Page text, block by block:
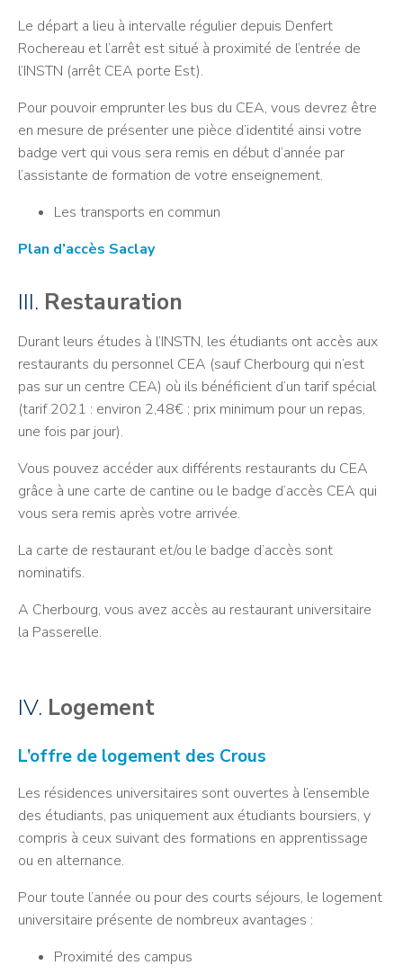
Le départ a lieu à intervalle régulier depuis Denfert
Rochereau et l’arrêt est situé à proximité de l’entrée de
l’INSTN (arrêt CEA porte Est).
Pour pouvoir emprunter les bus du CEA, vous devrez être
en mesure de présenter une pièce d’identité ainsi votre
badge vert qui vous sera remis en début d’année par
l’assistante de formation de votre enseignement.
Les transports en commun
Plan d’accès Saclay
III. Restauration
Durant leurs études à l’INSTN, les étudiants ont accès aux
restaurants du personnel CEA (sauf Cherbourg qui n’est
pas sur un centre CEA) où ils bénéficient d’un tarif spécial
(tarif 2021 : environ 2,48€ ; prix minimum pour un repas,
une fois par jour).
Vous pouvez accéder aux différents restaurants du CEA
grâce à une carte de cantine ou le badge d’accès CEA qui
vous sera remis après votre arrivée.
La carte de restaurant et/ou le badge d’accès sont
nominatifs.
A Cherbourg, vous avez accès au restaurant universitaire
la Passerelle.
IV. Logement
L’offre de logement des Crous
Les résidences universitaires sont ouvertes à l’ensemble
des étudiants, pas uniquement aux étudiants boursiers, y
compris à ceux suivant des formations en apprentissage
ou en alternance.
Pour toute l’année ou pour des courts séjours, le logement
universitaire présente de nombreux avantages :
Proximité des campus